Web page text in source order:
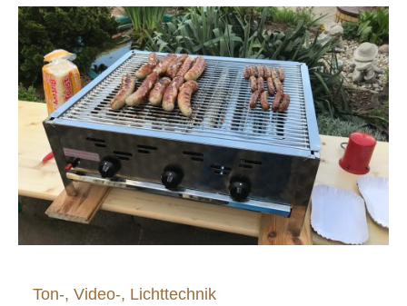
Ton-, Video-, Lichttechnik